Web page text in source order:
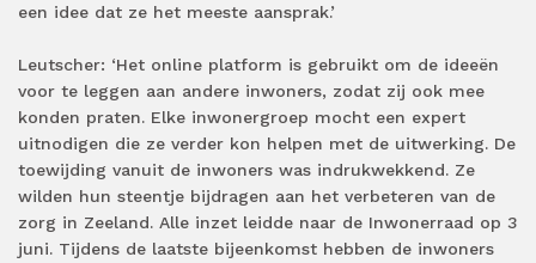
een idee dat ze het meeste aansprak.’
Leutscher: ‘Het online platform is gebruikt om de ideeën
voor te leggen aan andere inwoners, zodat zij ook mee
konden praten. Elke inwonergroep mocht een expert
uitnodigen die ze verder kon helpen met de uitwerking. De
toewijding vanuit de inwoners was indrukwekkend. Ze
wilden hun steentje bijdragen aan het verbeteren van de
zorg in Zeeland. Alle inzet leidde naar de Inwonerraad op 3
juni. Tijdens de laatste bijeenkomst hebben de inwoners